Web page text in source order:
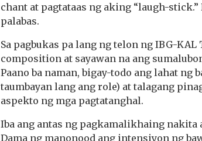
chant at pagtataas ng aking “laugh-
palabas.
Sa pagbukas pa lang ng telon ng IBG-
composition at sayawan na ang
Paano ba naman, bigay-todo ang lahat
taumbayan lang ang role) at talagang
aspekto ng mga pagtatanghal.
Iba ang antas ng pagkamalikhaing nakita
Dama ng manonood ang intensiyon ng